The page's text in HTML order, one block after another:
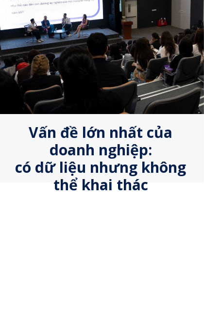
Vấn đề lớn nhất của
doanh nghiệp:
có dữ liệu nhưng không
thể khai thác